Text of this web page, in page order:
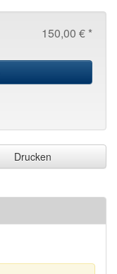
150,00 € *
Drucken